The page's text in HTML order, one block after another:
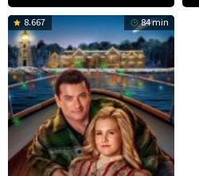
8.667 84 min